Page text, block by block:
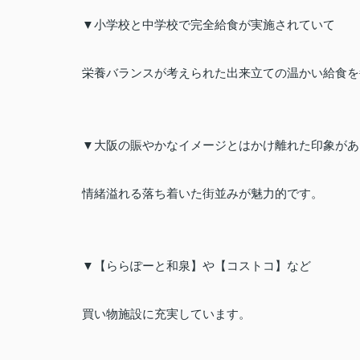
▼小学校と中学校で完全給食が実施されていて
栄養バランスが考えられた出来立ての温かい給食を
▼大阪の賑やかなイメージとはかけ離れた印象があ
情緒溢れる落ち着いた街並みが魅力的です。
▼【ららぽーと和泉】や【コストコ】など
買い物施設に充実しています。